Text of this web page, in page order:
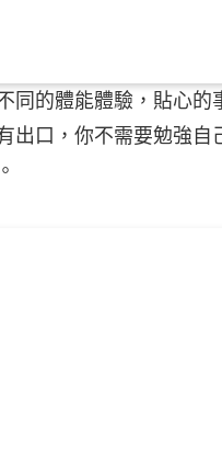
同的體能體驗，貼心的
出口，你不需要勉強自